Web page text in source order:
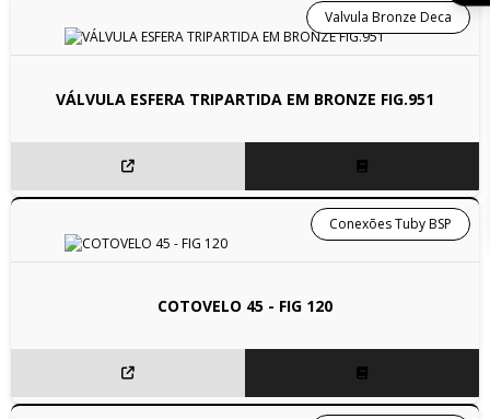
VÁLVULA ESFERA TRIPARTIDA EM BRONZE FIG.951
Valvula Bronze Deca
COTOVELO 45 - FIG 120
Conexões Tuby BSP